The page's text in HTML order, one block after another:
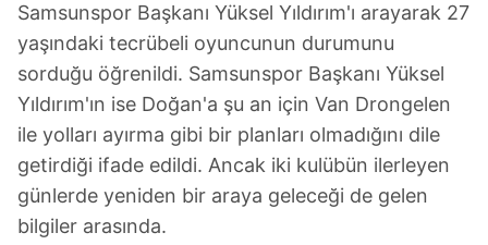
Samsunspor Başkanı Yüksel Yıldırım'ı arayarak 27
yaşındaki tecrübeli oyuncunun durumunu
sorduğu öğrenildi. Samsunspor Başkanı Yüksel
Yıldırım'ın ise Doğan'a şu an için Van Drongelen
ile yolları ayırma gibi bir planları olmadığını dile
getirdiği ifade edildi. Ancak iki kulübün ilerleyen
günlerde yeniden bir araya geleceği de gelen
bilgiler arasında.